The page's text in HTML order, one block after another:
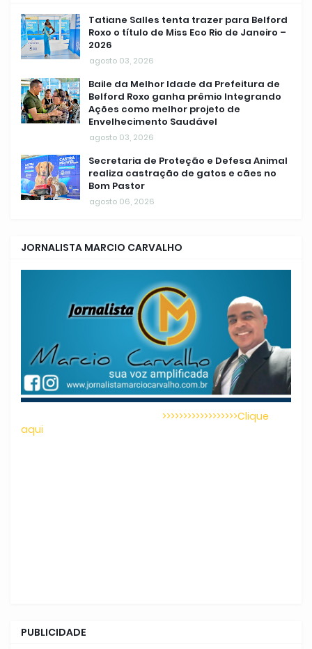
Tatiane Salles tenta trazer para Belford
Roxo o título de Miss Eco Rio de Janeiro –
2026
agosto 03, 2026
Baile da Melhor Idade da Prefeitura de
Belford Roxo ganha prêmio Integrando
Ações como melhor projeto de
Envelhecimento Saudável
agosto 03, 2026
Secretaria de Proteção e Defesa Animal
realiza castração de gatos e cães no
Bom Pastor
agosto 06, 2026
JORNALISTA MARCIO CARVALHO
>>>>>>>>>>>>>>>>>>Clique
aqui
PUBLICIDADE